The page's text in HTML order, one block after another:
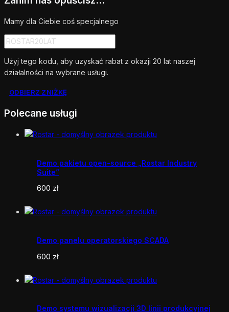
Mamy dla Ciebie coś specjalnego
Użyj tego kodu, aby uzyskać rabat z okazji 20 lat naszej
działalności na wybrane usługi.
ODBIERZ ZNIŻKĘ
Polecane usługi
Demo pakietu open-source „Rostar Industry
Suite”
600 zł
Demo panelu operatorskiego SCADA
600 zł
Demo systemu wizualizacji 3D linii produkcyjnej